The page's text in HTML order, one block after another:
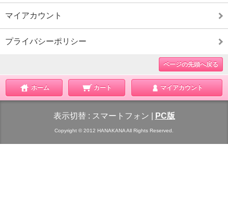
マイアカウント
プライバシーポリシー
ページの先頭へ戻る
ホーム カート マイアカウント
表示切替 : スマートフォン PC版
Copyright © 2012 HANAKANA All Rights Reserved.